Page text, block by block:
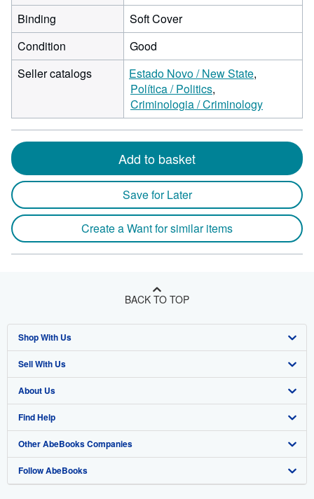
Binding
Soft Cover
Condition
Good
Seller catalogs
Estado Novo / New State
Política / Politics
Criminologia / Criminology
Add to basket
Save for Later
Create a Want for similar items
BACK TO TOP
Shop With Us
Advanced Search
Browse Collections
My Account
My Orders
View Basket
Sell With Us
Start Selling
Join Our Affiliate Program
Book Buyback
Refer a seller
About Us
About AbeBooks
Media
Careers
Find Help
Help
Customer Support
Other AbeBooks Companies
AbeBooks.co.uk
Follow AbeBooks